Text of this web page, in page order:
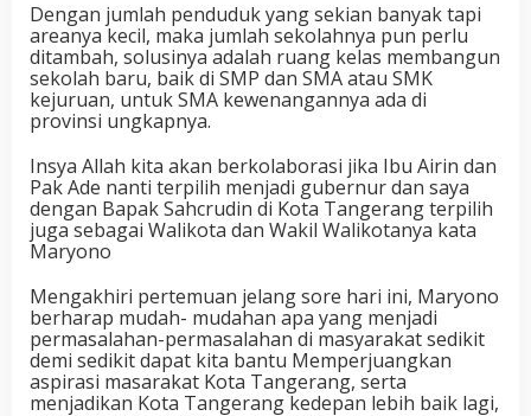
Dengan jumlah penduduk yang sekian banyak tapi
areanya kecil, maka jumlah sekolahnya pun perlu
ditambah, solusinya adalah ruang kelas membangun
sekolah baru, baik di SMP dan SMA atau SMK
kejuruan, untuk SMA kewenangannya ada di
provinsi ungkapnya.
Insya Allah kita akan berkolaborasi jika Ibu Airin dan
Pak Ade nanti terpilih menjadi gubernur dan saya
dengan Bapak Sahcrudin di Kota Tangerang terpilih
juga sebagai Walikota dan Wakil Walikotanya kata
Maryono
Mengakhiri pertemuan jelang sore hari ini, Maryono
berharap mudah- mudahan apa yang menjadi
permasalahan-permasalahan di masyarakat sedikit
demi sedikit dapat kita bantu Memperjuangkan
aspirasi masarakat Kota Tangerang, serta
menjadikan Kota Tangerang kedepan lebih baik lagi,